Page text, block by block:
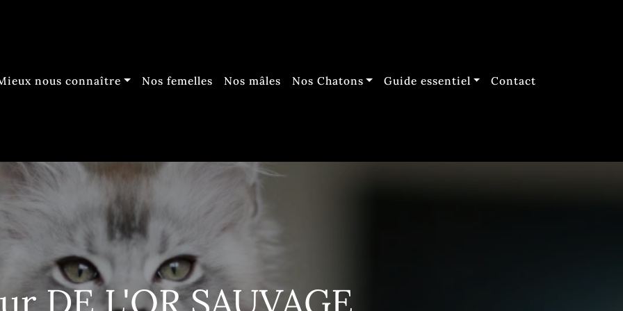
nous connaître Nos femelles Nos mâles Nos Chatons Guide essentiel Contact